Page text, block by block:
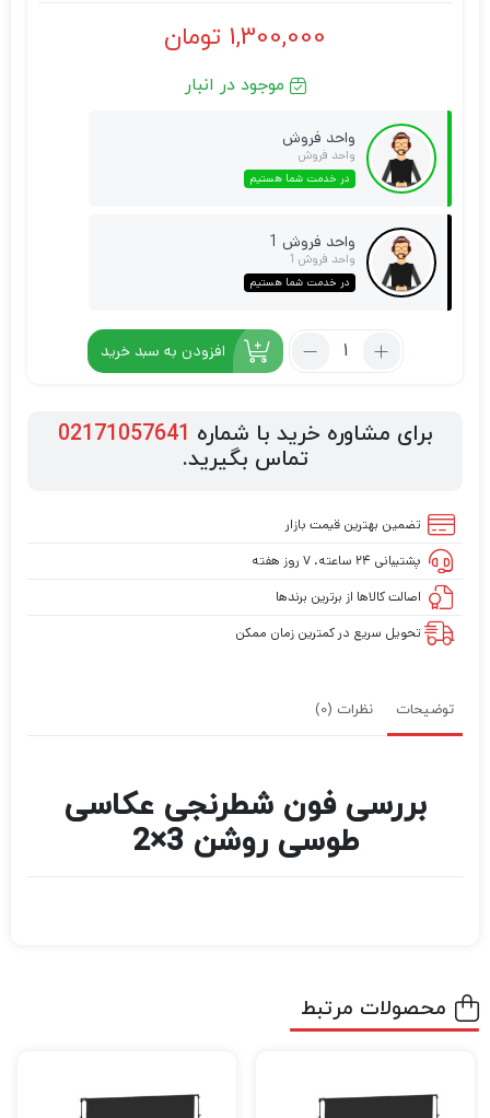
1,300,000 تومان
موجود در انبار
واحد فروش
واحد فروش
در خدمت شما هستیم
واحد فروش 1
واحد فروش 1
در خدمت شما هستیم
افزودن به سبد خرید
برای مشاوره خرید با شماره 02171057641
تماس بگیرید.
تضمین بهترین قیمت بازار
پشتیبانی ۲۴ ساعته، ۷ روز هفته
اصالت کالاها از برترین برندها
تحویل سریع در کمترین زمان ممکن
توضیحات نظرات (0)
بررسی فون شطرنجی عکاسی
طوسی روشن 3×2
محصولات مرتبط